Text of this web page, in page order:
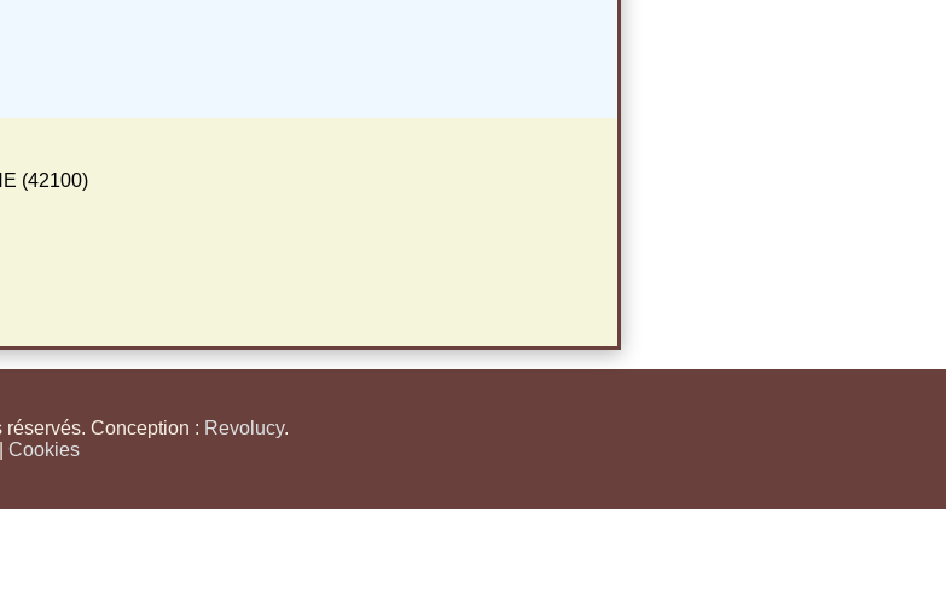
(42100)
Conception : Revolucy.
Cookies